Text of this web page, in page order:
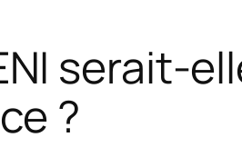
serait-
?